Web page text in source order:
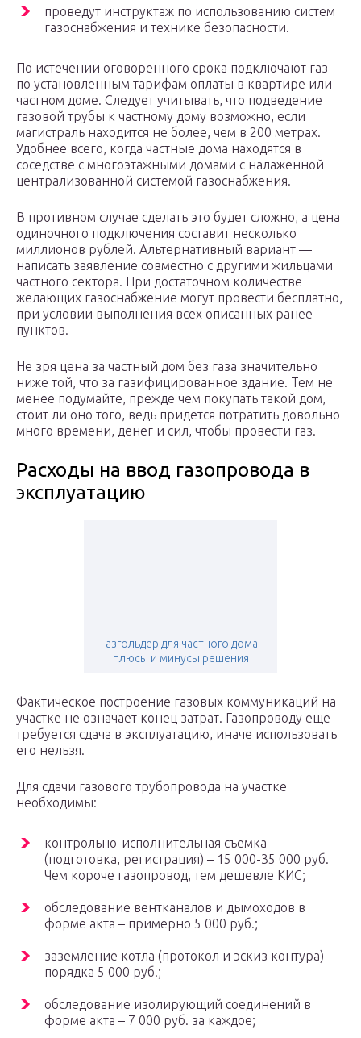
проведут инструктаж по использованию систем
газоснабжения и технике безопасности.
По истечении оговоренного срока подключают газ
по установленным тарифам оплаты в квартире или
частном доме. Следует учитывать, что подведение
газовой трубы к частному дому возможно, если
магистраль находится не более, чем в 200 метрах.
Удобнее всего, когда частные дома находятся в
соседстве с многоэтажными домами с налаженной
централизованной системой газоснабжения.
В противном случае сделать это будет сложно, а цена
одиночного подключения составит несколько
миллионов рублей. Альтернативный вариант —
написать заявление совместно с другими жильцами
частного сектора. При достаточном количестве
желающих газоснабжение могут провести бесплатно,
при условии выполнения всех описанных ранее
пунктов.
Не зря цена за частный дом без газа значительно
ниже той, что за газифицированное здание. Тем не
менее подумайте, прежде чем покупать такой дом,
стоит ли оно того, ведь придется потратить довольно
много времени, денег и сил, чтобы провести газ.
Расходы на ввод газопровода в
эксплуатацию
Газгольдер для частного дома:
плюсы и минусы решения
Фактическое построение газовых коммуникаций на
участке не означает конец затрат. Газопроводу еще
требуется сдача в эксплуатацию, иначе использовать
его нельзя.
Для сдачи газового трубопровода на участке
необходимы:
контрольно-исполнительная съемка
(подготовка, регистрация) – 15 000-35 000 руб.
Чем короче газопровод, тем дешевле КИС;
обследование вентканалов и дымоходов в
форме акта – примерно 5 000 руб.;
заземление котла (протокол и эскиз контура) –
порядка 5 000 руб.;
обследование изолирующий соединений в
форме акта – 7 000 руб. за каждое;